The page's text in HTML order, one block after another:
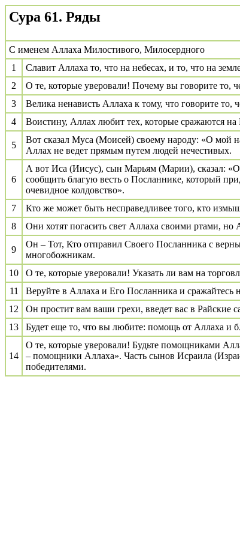
Сура 61. Ряды
С именем Аллаха Милостивого, Милосердного
1
Славит Аллаха то, что на небесах, и то, что на
2
О те, которые уверовали! Почему вы говорите то,
3
Велика ненависть Аллаха к тому, что говорите то,
4
Воистину, Аллах любит тех, которые сражаются
5
Вот сказал Муса (Моисей) своему народу: «О мой
Аллах не ведет прямым путем людей нечестивых.
6
А вот Иса (Иисус), сын Марьям (Марии), сказал: «О
сообщить благую весть о Посланнике, который
очевидное колдовство».
7
Кто же может быть несправедливее того, кто
8
Они хотят погасить свет Аллаха своими ртами,
9
Он – Тот, Кто отправил Своего Посланника с
многобожникам.
10
О те, которые уверовали! Указать ли вам на
11
Веруйте в Аллаха и Его Посланника и
12
Он простит вам ваши грехи, введет вас в Райские
13
Будет еще то, что вы любите: помощь от Аллаха и
14
О те, которые уверовали! Будьте помощниками
– помощники Аллаха». Часть сынов Исраила
победителями.